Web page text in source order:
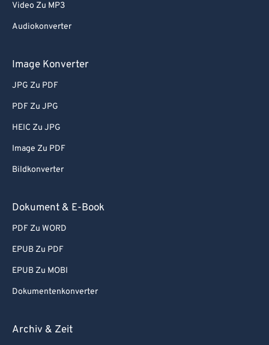
Video Zu MP3
Audiokonverter
Image Konverter
JPG Zu PDF
PDF Zu JPG
HEIC Zu JPG
Image Zu PDF
Bildkonverter
Dokument & E-Book
PDF Zu WORD
EPUB Zu PDF
EPUB Zu MOBI
Dokumentenkonverter
Archiv & Zeit